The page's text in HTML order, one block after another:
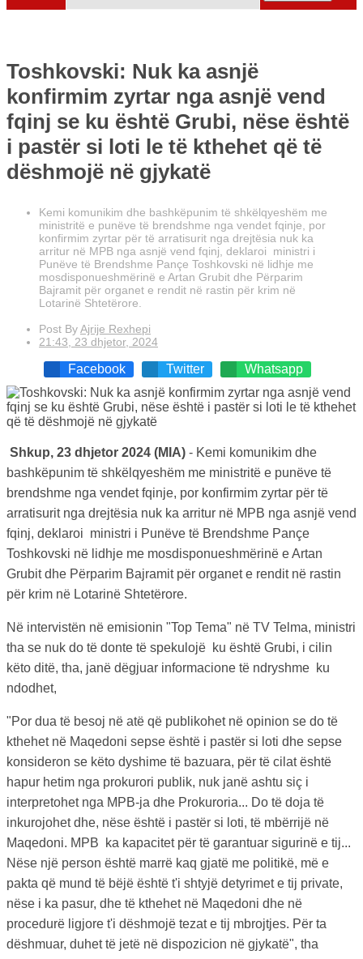
Toshkovski: Nuk ka asnjë
konfirmim zyrtar nga asnjë vend
fqinj se ku është Grubi, nëse është
i pastër si loti le të kthehet që të
dëshmojë në gjykatë
Kemi komunikim dhe bashkëpunim të shkëlqyeshëm me
ministritë e punëve të brendshme nga vendet fqinje, por
konfirmim zyrtar për të arratisurit nga drejtësia nuk ka
arritur në MPB nga asnjë vend fqinj, deklaroi ministri i
Punëve të Brendshme Pançe Toshkovski në lidhje me
mosdisponueshmërinë e Artan Grubit dhe Përparim
Bajramit për organet e rendit në rastin për krim në
Lotarinë Shtetërore.
Post ByAjrije Rexhepi
21:43, 23 dhjetor, 2024
Facebook Twitter Whatsapp
Shkup, 23 dhjetor 2024 (MIA) - Kemi komunikim dhe
bashkëpunim të shkëlqyeshëm me ministritë e punëve të
brendshme nga vendet fqinje, por konfirmim zyrtar për të
arratisurit nga drejtësia nuk ka arritur në MPB nga asnjë vend
fqinj, deklaroi ministri i Punëve të Brendshme Pançe
Toshkovski në lidhje me mosdisponueshmërinë e Artan
Grubit dhe Përparim Bajramit për organet e rendit në rastin
për krim në Lotarinë Shtetërore.
Në intervistën në emisionin "Top Tema" në TV Telma, ministri
tha se nuk do të donte të spekulojë ku është Grubi, i cilin
këto ditë, tha, janë dëgjuar informacione të ndryshme ku
ndodhet,
"Por dua të besoj në atë që publikohet në opinion se do të
kthehet në Maqedoni sepse është i pastër si loti dhe sepse
konsideron se këto dyshime të bazuara, për të cilat është
hapur hetim nga prokurori publik, nuk janë ashtu siç i
interpretohet nga MPB-ja dhe Prokuroria... Do të doja të
inkurojohet dhe, nëse është i pastër si loti, të mbërrijë në
Maqedoni. MPB ka kapacitet për të garantuar sigurinë e tij...
Nëse një person është marrë kaq gjatë me politikë, më e
pakta që mund të bëjë është t'i shtyjë detyrimet e tij private,
nëse i ka pasur, dhe të kthehet në Maqedoni dhe në
procedurë ligjore t'i dëshmojë tezat e tij mbrojtjes. Për ta
dëshmuar, duhet të jetë në dispozicion në gjykatë", tha